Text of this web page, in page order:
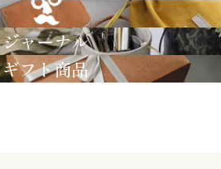
ジャーナル
ギフト商品